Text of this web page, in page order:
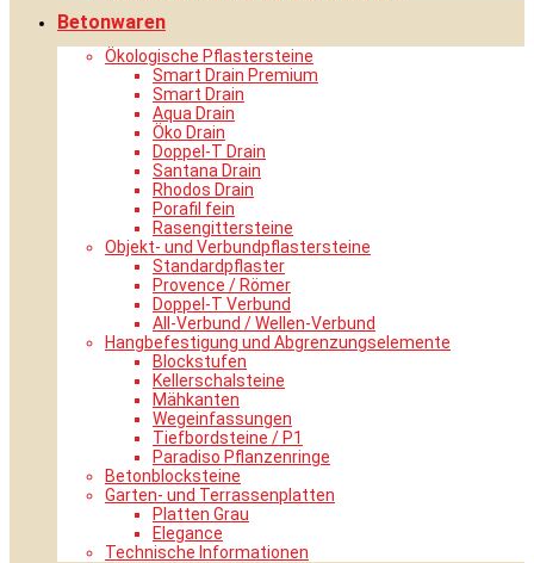
Betonwaren
Ökologische Pflastersteine
Smart Drain Premium
Smart Drain
Aqua Drain
Öko Drain
Doppel-T Drain
Santana Drain
Rhodos Drain
Porafil fein
Rasengittersteine
Objekt- und Verbundpflastersteine
Standardpflaster
Provence / Römer
Doppel-T Verbund
All-Verbund / Wellen-Verbund
Hangbefestigung und Abgrenzungselemente
Blockstufen
Kellerschalsteine
Mähkanten
Wegeinfassungen
Tiefbordsteine / P1
Paradiso Pflanzenringe
Betonblocksteine
Garten- und Terrassenplatten
Platten Grau
Elegance
Technische Informationen